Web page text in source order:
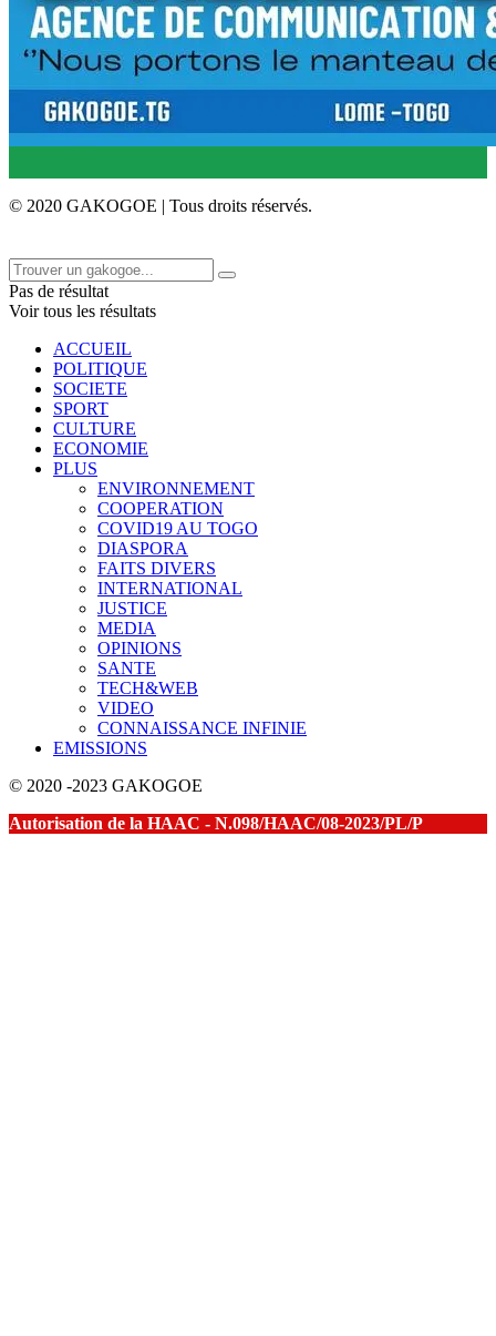
© 2020 GAKOGOE | Tous droits réservés.
Pas de résultat
Voir tous les résultats
ACCUEIL
POLITIQUE
SOCIETE
SPORT
CULTURE
ECONOMIE
PLUS
ENVIRONNEMENT
COOPERATION
COVID19 AU TOGO
DIASPORA
FAITS DIVERS
INTERNATIONAL
JUSTICE
MEDIA
OPINIONS
SANTE
TECH&WEB
VIDEO
CONNAISSANCE INFINIE
EMISSIONS
© 2020 -2023 GAKOGOE
Autorisation de la HAAC - N.098/HAAC/08-2023/PL/P